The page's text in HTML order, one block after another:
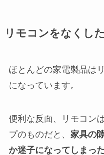
リモコンをなくし
ほとんどの家電製品は
になっています。
便利な反面、リモコン
プのものだと、 家具の
か迷子になってしまっ